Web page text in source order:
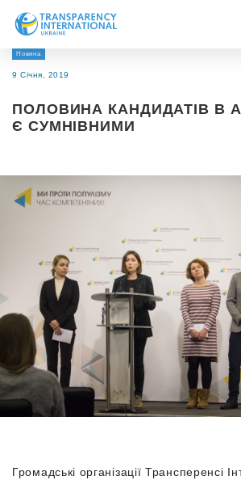
Про нас
Дослідження
Долучитися
Новина
9 Січня, 2019
ПОЛОВИНА КАНДИДАТІВ В
Є СУМНІВНИМИ
Громадські організації Трансперенсі